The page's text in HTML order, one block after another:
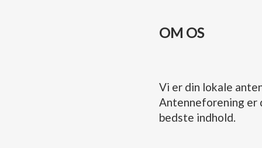
OM OS
Vi er din lokale
Antenneforening er
bedste indhold.